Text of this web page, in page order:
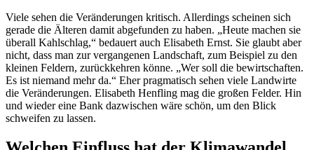
Viele sehen die Veränderungen kritisch. Allerdings scheinen sich
gerade die Älteren damit abgefunden zu haben. „Heute machen sie
überall Kahlschlag,“ bedauert auch Elisabeth Ernst. Sie glaubt aber
nicht, dass man zur vergangenen Landschaft, zum Beispiel zu den
kleinen Feldern, zurückkehren könne. „Wer soll die bewirtschaften.
Es ist niemand mehr da.“ Eher pragmatisch sehen viele Landwirte
die Veränderungen. Elisabeth Henfling mag die großen Felder. Hin
und wieder eine Bank dazwischen wäre schön, um den Blick
schweifen zu lassen.